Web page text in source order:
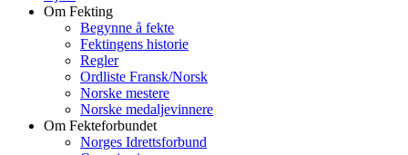
Om Fekting
Begynne å fekte
Fektingens historie
Regler
Ordliste Fransk/Norsk
Norske mestere
Norske medaljevinnere
Om Fekteforbundet
Norges Idrettsforbund